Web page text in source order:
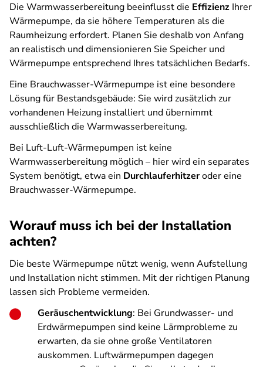
Die Warmwasserbereitung beeinflusst die Effizienz Ihrer
Wärmepumpe, da sie höhere Temperaturen als die
Raumheizung erfordert. Planen Sie deshalb von Anfang
an realistisch und dimensionieren Sie Speicher und
Wärmepumpe entsprechend Ihres tatsächlichen Bedarfs.
Eine Brauchwasser-Wärmepumpe ist eine besondere
Lösung für Bestandsgebäude: Sie wird zusätzlich zur
vorhandenen Heizung installiert und übernimmt
ausschließlich die Warmwasserbereitung.
Bei Luft-Luft-Wärmepumpen ist keine
Warmwasserbereitung möglich – hier wird ein separates
System benötigt, etwa ein Durchlauferhitzeroder eine
Brauchwasser-Wärmepumpe.
Worauf muss ich bei der Installation
achten?
Die beste Wärmepumpe nützt wenig, wenn Aufstellung
und Installation nicht stimmen. Mit der richtigen Planung
lassen sich Probleme vermeiden.
Geräuschentwicklung: Bei Grundwasser- und
Erdwärmepumpen sind keine Lärmprobleme zu
erwarten, da sie ohne große Ventilatoren
auskommen. Luftwärmepumpen dagegen